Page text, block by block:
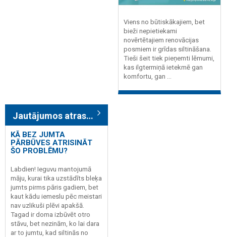
Viens no būtiskākajiem, bet
bieži nepietiekami
novērtētajiem renovācijas
posmiem ir grīdas siltināšana.
Tieši šeit tiek pieņemti lēmumi,
kas ilgtermiņā ietekmē gan
komfortu, gan ...
Jautājumos atrasts: 584
KĀ BEZ JUMTA
PĀRBŪVES ATRISINĀT
ŠO PROBLĒMU?
Labdien! Ieguvu mantojumā
māju, kurai tika uzstādīts bleķa
jumts pirms pāris gadiem, bet
kaut kādu iemeslu pēc meistari
nav uzlikuši plēvi apakšā.
Tagad ir doma izbūvēt otro
stāvu, bet nezinām, ko lai dara
ar to jumtu, kad siltinās no